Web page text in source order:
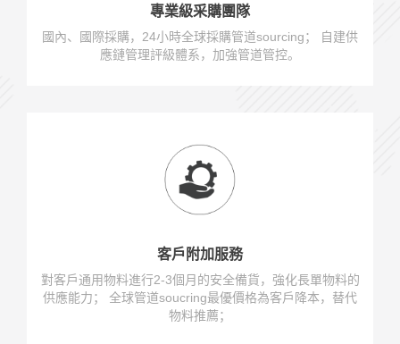
專業級采購團隊
國內、國際採購，24小時全球採購管道sourcing； 自建供
應鏈管理評級體系，加強管道管控。
客戶附加服務
對客戶通用物料進行2-3個月的安全備貨，強化長單物料的
供應能力； 全球管道soucring最優價格為客戶降本，替代
物料推薦；